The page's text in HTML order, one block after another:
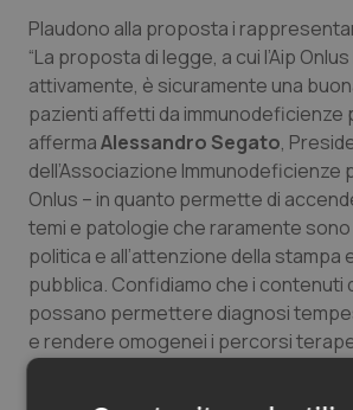
Plaudono alla proposta i
“La proposta di legge, a cui l’Aip
attivamente, è sicuramente una
pazienti affetti da immunodeficienze
affermaAlessandro Segato,
dell’Associazione Immunodeficienze
Onlus – in quanto permette di
temi e patologie che raramente sono
politica e all’attenzione della stampa
pubblica. Confidiamo che i contenuti
possano permettere diagnosi
e rendere omogenei i percorsi
nazionale anche grazie al